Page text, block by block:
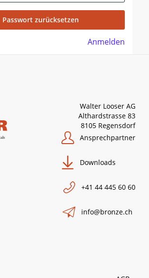
Passwort zurücksetzen
Anmelden
Walter Looser AG
Althardstrasse 83
8105 Regensdorf
Ansprechpartner
Downloads
+41 44 445 60 60
info@bronze.ch